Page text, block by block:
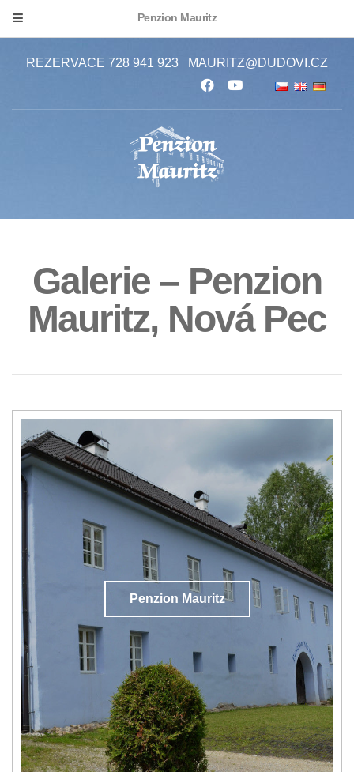
Penzion Mauritz
REZERVACE 728 941 923 MAURITZ@DUDOVI.CZ
Galerie – Penzion
Mauritz, Nová Pec
Penzion Mauritz